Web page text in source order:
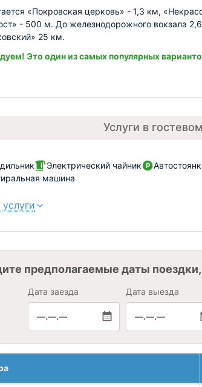
«Покровская церковь» - 1,3 км,
- 500 м. До железнодорожного вокзала
25 км.
Это один из самых популярных
Услуги в
Электрический чайник
машина
предполагаемые даты
Дата заезда
—.—.—
Дата выезда
—.—.—